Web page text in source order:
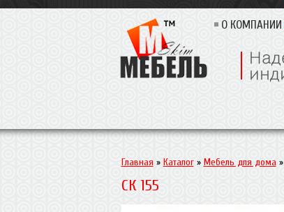
О КОМПАНИИ
Главная » Каталог» Мебель для дома »
СК 155